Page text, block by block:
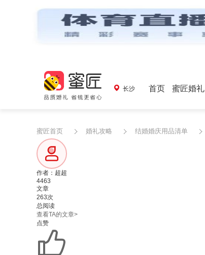
长沙 首页 蜜匠婚礼
蜜匠首页 婚礼攻略 结婚婚庆用品清单
作者：超超
4463
文章
263次
总阅读
查看TA的文章>
点赞